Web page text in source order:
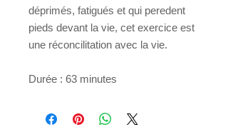
déprimés, fatigués et qui peredent
pieds devant la vie, cet exercice est
une réconcilitation avec la vie.
Durée : 63 minutes